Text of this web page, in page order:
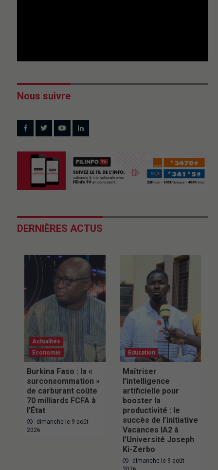
Nous suivre
DERNIÈRES ACTUS
Actualités
Economie
Burkina Faso : la «
surconsommation »
de carburant coûte
70 milliards FCFA à
l’État
dimanche le 9 août
2026
Education
Maîtriser
l’intelligence
artificielle pour
booster la
productivité : le
succès de l’initiative
Vacances IA2 à
l’Université Joseph
Ki-Zerbo
dimanche le 9 août